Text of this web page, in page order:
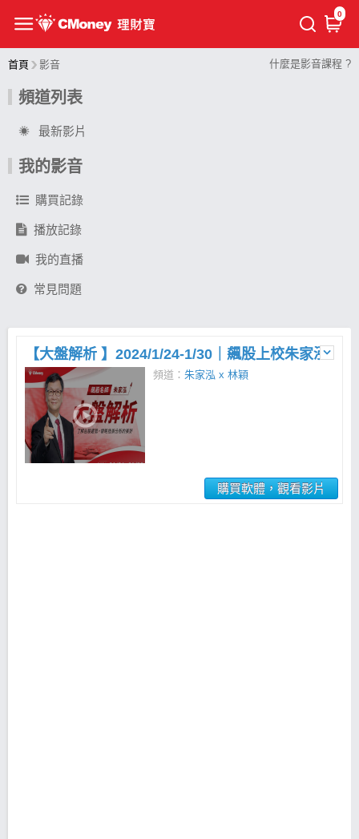
0
首頁 影音 什麼是影音課程 ?
頻道列表
最新影片
我的影音
購買記錄
播放記錄
我的直播
常見問題
【大盤解析 】2024/1/24-1/30｜飆股上校朱家泓
頻道： 朱家泓 x 林穎
購買軟體，觀看影片